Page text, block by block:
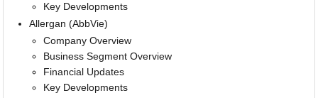
Key Developments
Allergan (AbbVie)
Company Overview
Business Segment Overview
Financial Updates
Key Developments